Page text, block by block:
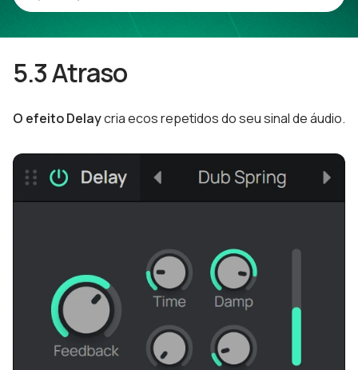
5.3 Atraso
O efeito Delaycria ecos repetidos do seu sinal de áudio.